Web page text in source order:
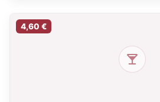
4,60 €